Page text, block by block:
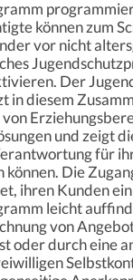
können zum
vor nicht
Der
in diesem
und zeigt
für
können. Die
ihren Kunden
leicht
von
oder durch eine